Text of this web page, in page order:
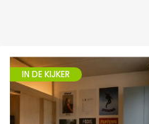
IN DE KIJKER